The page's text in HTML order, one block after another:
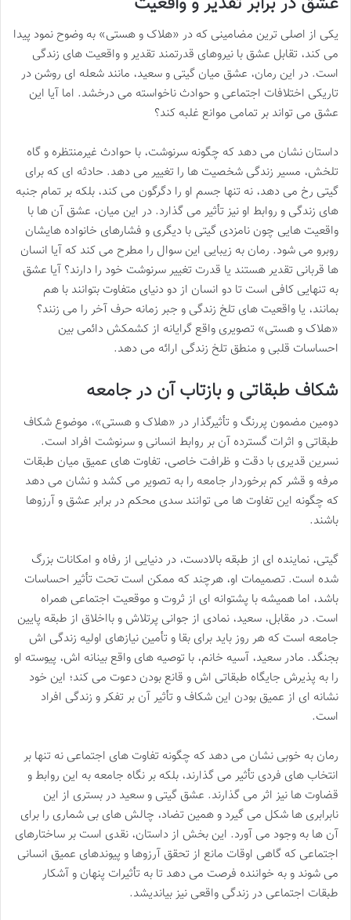
یکی از اصلی ترین مضامینی که در «هلاک و هستی» به وضوح نمود پیدا
می کند، تقابل عشق با نیروهای قدرتمند تقدیر و واقعیت های زندگی
است. در این رمان، عشق میان گیتی و سعید، مانند شعله ای روشن در
تاریکی اختلافات اجتماعی و حوادث ناخواسته می درخشد. اما آیا این
عشق می تواند بر تمامی موانع غلبه کند؟
داستان نشان می دهد که چگونه سرنوشت، با حوادث غیرمنتظره و گاه
تلخش، مسیر زندگی شخصیت ها را تغییر می دهد. حادثه ای که برای
گیتی رخ می دهد، نه تنها جسم او را دگرگون می کند، بلکه بر تمام جنبه
های زندگی و روابط او نیز تأثیر می گذارد. در این میان، عشق آن ها با
واقعیت هایی چون نامزدی گیتی با دیگری و فشارهای خانواده هایشان
روبرو می شود. رمان به زیبایی این سوال را مطرح می کند که آیا انسان
ها قربانی تقدیر هستند یا قدرت تغییر سرنوشت خود را دارند؟ آیا عشق
به تنهایی کافی است تا دو انسان از دو دنیای متفاوت بتوانند با هم
بمانند، یا واقعیت های تلخ زندگی و جبر زمانه حرف آخر را می زنند؟
«هلاک و هستی» تصویری واقع گرایانه از کشمکش دائمی بین
احساسات قلبی و منطق تلخ زندگی ارائه می دهد.
شکاف طبقاتی و بازتاب آن در جامعه
دومین مضمون پررنگ و تأثیرگذار در «هلاک و هستی»، موضوع شکاف
طبقاتی و اثرات گسترده آن بر روابط انسانی و سرنوشت افراد است.
نسرین قدیری با دقت و ظرافت خاصی، تفاوت های عمیق میان طبقات
مرفه و قشر کم برخوردار جامعه را به تصویر می کشد و نشان می دهد
که چگونه این تفاوت ها می توانند سدی محکم در برابر عشق و آرزوها
باشند.
گیتی، نماینده ای از طبقه بالادست، در دنیایی از رفاه و امکانات بزرگ
شده است. تصمیمات او، هرچند که ممکن است تحت تأثیر احساسات
باشد، اما همیشه با پشتوانه ای از ثروت و موقعیت اجتماعی همراه
است. در مقابل، سعید، نمادی از جوانی پرتلاش و بااخلاق از طبقه پایین
جامعه است که هر روز باید برای بقا و تأمین نیازهای اولیه زندگی اش
بجنگد. مادر سعید، آسیه خانم، با توصیه های واقع بینانه اش، پیوسته او
را به پذیرش جایگاه طبقاتی اش و قانع بودن دعوت می کند؛ این خود
نشانه ای از عمیق بودن این شکاف و تأثیر آن بر تفکر و زندگی افراد
است.
رمان به خوبی نشان می دهد که چگونه تفاوت های اجتماعی نه تنها بر
انتخاب های فردی تأثیر می گذارند، بلکه بر نگاه جامعه به این روابط و
قضاوت ها نیز اثر می گذارند. عشق گیتی و سعید در بستری از این
نابرابری ها شکل می گیرد و همین تضاد، چالش های بی شماری را برای
آن ها به وجود می آورد. این بخش از داستان، نقدی است بر ساختارهای
اجتماعی که گاهی اوقات مانع از تحقق آرزوها و پیوندهای عمیق انسانی
می شوند و به خواننده فرصت می دهد تا به تأثیرات پنهان و آشکار
طبقات اجتماعی در زندگی واقعی نیز بیاندیشد.